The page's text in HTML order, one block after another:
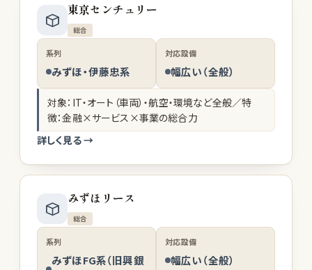
東京センチュリー
総合
系列
みずほ・伊藤忠系
対応設備
幅広い（全般）
対象：IT・オート（車両）・航空・環境など全般／特
徴：金融×サービス×事業の総合力
詳しく見る →
みずほリース
総合
系列
みずほFG系（旧興銀
対応設備
幅広い（全般）